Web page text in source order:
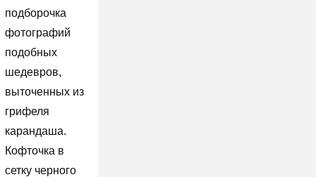
подборочка
фотографий
подобных
шедевров,
выточенных из
грифеля
карандаша.
Кофточка в
сетку черного